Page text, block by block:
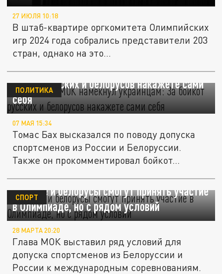
27 ИЮЛЯ 10:18
В штаб-квартире оргкомитета Олимпийских
игр 2024 года собрались представители 203
стран, однако на это...
Президент МОК намекнул украинцам: За
бойкот русских и белорусов накажете сами
себя
ПОЛИТИКА
07 МАЯ 15:34
Томас Бах высказался по поводу допуска
спортсменов из России и Белоруссии.
Также он прокомментировал бойкот...
Русские и белорусы смогут принять участие
в Олимпиаде, но с рядом условий
СПОРТ
28 МАРТА 20:20
Глава МОК выставил ряд условий для
допуска спортсменов из Белоруссии и
России к международным соревнованиям.